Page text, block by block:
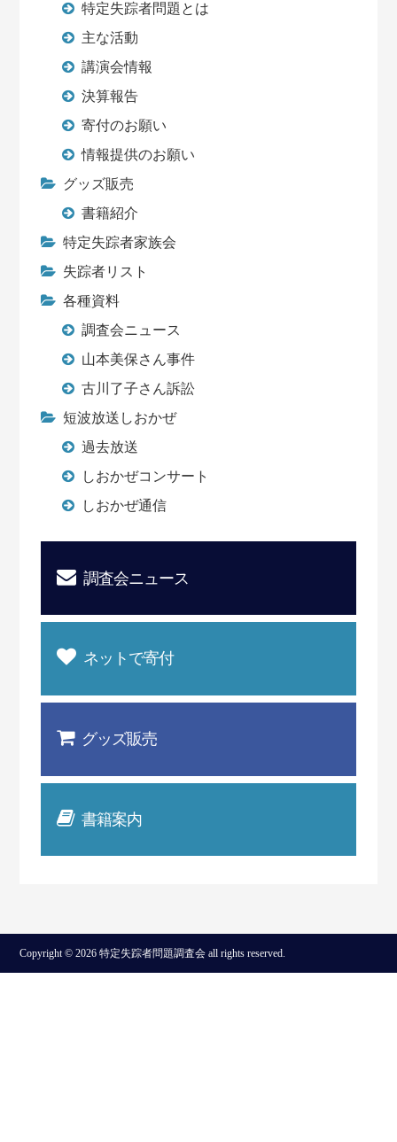
特定失踪者問題とは
主な活動
講演会情報
決算報告
寄付のお願い
情報提供のお願い
グッズ販売
書籍紹介
特定失踪者家族会
失踪者リスト
各種資料
調査会ニュース
山本美保さん事件
古川了子さん訴訟
短波放送しおかぜ
過去放送
しおかぜコンサート
しおかぜ通信
調査会ニュース
ネットで寄付
グッズ販売
書籍案内
Copyright © 2026 特定失踪者問題調査会 all rights reserved.